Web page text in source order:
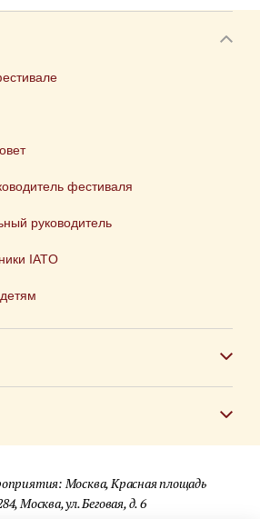
фестиваля
руководитель
IATO
Москва, Красная площадь
Москва, ул. Беговая, д. 6